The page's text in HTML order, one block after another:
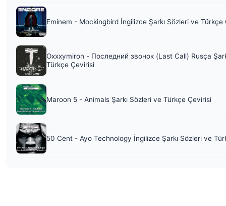
Eminem - Mockingbird İngilizce Şarkı Sözleri ve Türkçe
Oxxxymiron - Последний звонок (Last Call) Rusça
Türkçe Çevirisi
Maroon 5 - Animals Şarkı Sözleri ve Türkçe Çevirisi
50 Cent - Ayo Technology İngilizce Şarkı Sözleri ve